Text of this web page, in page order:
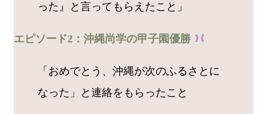
った』と言ってもらえたこと」
エピソード2：沖縄尚学の甲子園優勝
「おめでとう、沖縄が次のふるさとに
なった」と連絡をもらったこと